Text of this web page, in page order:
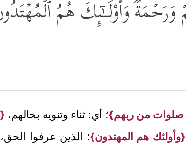
وَأُوْلَــٰۤىِٕكَ هُمُ
صلوات من ربهم}؛ أي: ثناء وتنويه بحالهم،
{وأولئك هم المهتدون}؛ الذين عرفوا